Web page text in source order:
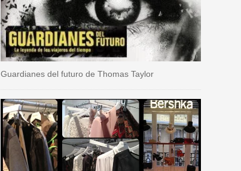
Guardianes del futuro de Thomas Taylor